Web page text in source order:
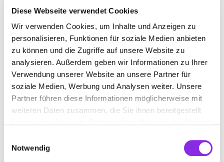
Diese Webseite verwendet Cookies
Wir verwenden Cookies, um Inhalte und Anzeigen zu
personalisieren, Funktionen für soziale Medien anbieten
zu können und die Zugriffe auf unsere Website zu
analysieren. Außerdem geben wir Informationen zu Ihrer
Verwendung unserer Website an unsere Partner für
soziale Medien, Werbung und Analysen weiter. Unsere
Partner führen diese Informationen möglicherweise mit
weiteren Daten zusammen, die Sie ihnen bereitgestellt
Notwendig
Finden
MECKENBEUREN
B. GRESSER E. K. PAPIER- SCHREIB-UND
SPIELWAREN
+4975424711